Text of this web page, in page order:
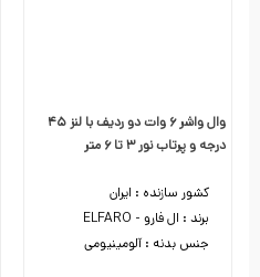
وال واشر 6 وات دو ردیف با لنز 45
درجه و پرتاب نور 3 تا 6 متر
کشور سازنده : ایران
برند : ال فارو - ELFARO
جنس بدنه : آلومینیومی